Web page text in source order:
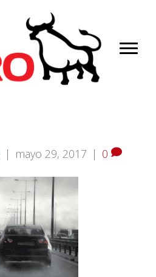
| mayo 29, 2017 | 0